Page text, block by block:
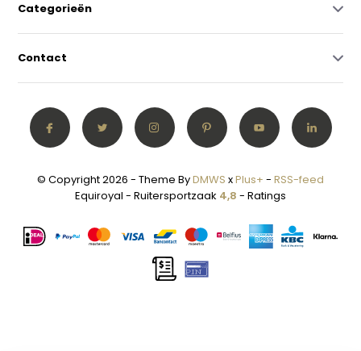
Categorieën
Contact
© Copyright 2026 - Theme ByDMWS xPlus+ - RSS-feed
Equiroyal - Ruitersportzaak 4,8 - Ratings